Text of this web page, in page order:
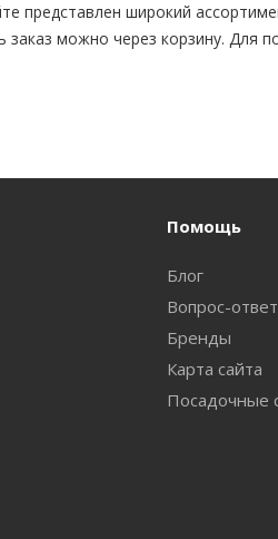
представлен широкий
можно через корзину. Для
Помощь
Блог
Вопрос-ответ
Бренды
Карта сайта
Посадочные